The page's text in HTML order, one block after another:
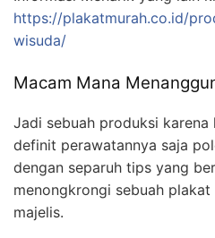
https://plakatmurah.co.id/
wisuda/
Macam Mana
Jadi sebuah produksi
definit perawatannya saja
dengan separuh tips yang
menongkrongi sebuah
majelis.